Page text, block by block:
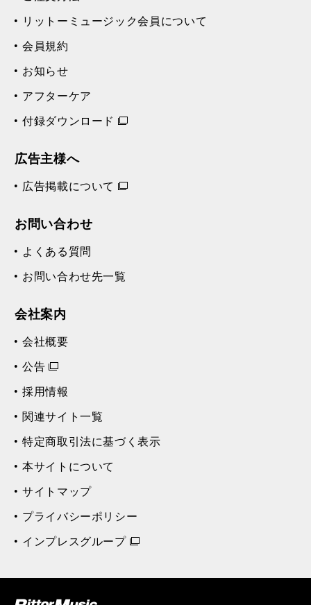
リットーミュージック会員について
会員規約
お知らせ
アフターケア
付録ダウンロード
広告主様へ
広告掲載について
お問い合わせ
よくある質問
お問い合わせ先一覧
会社案内
会社概要
公告
採用情報
関連サイト一覧
特定商取引法に基づく表示
本サイトについて
サイトマップ
プライバシーポリシー
インプレスグループ